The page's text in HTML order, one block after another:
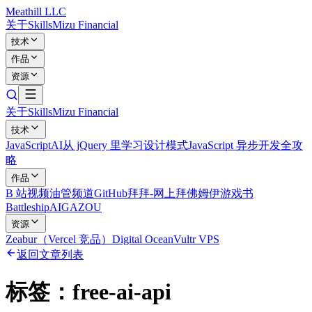
Meathill LLC
关于SkillsMizu Financial
技术
作品
资源
关于SkillsMizu Financial
技术
JavaScriptAI从 jQuery 里学习设计模式JavaScript 异步开发全攻
略
作品
B 站视频油管频道GitHub拜拜-网上拜佛姆伊游戏书
BattleshipAIGAZOU
资源
Zeabur（Vercel 竞品） Digital OceanVultr VPS
返回文章列表
标签： free-ai-api